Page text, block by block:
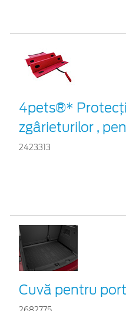
4pets®*
zgârieturilor ,
2423313
Cuvă pentru